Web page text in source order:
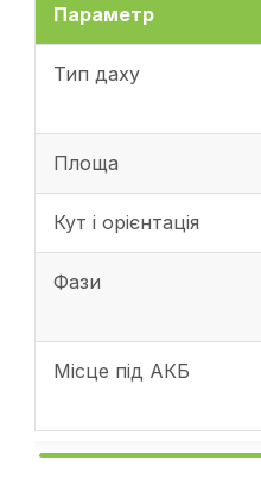
Параметр
Тип даху
Площа
Кут і орієнтація
Фази
Місце під АКБ